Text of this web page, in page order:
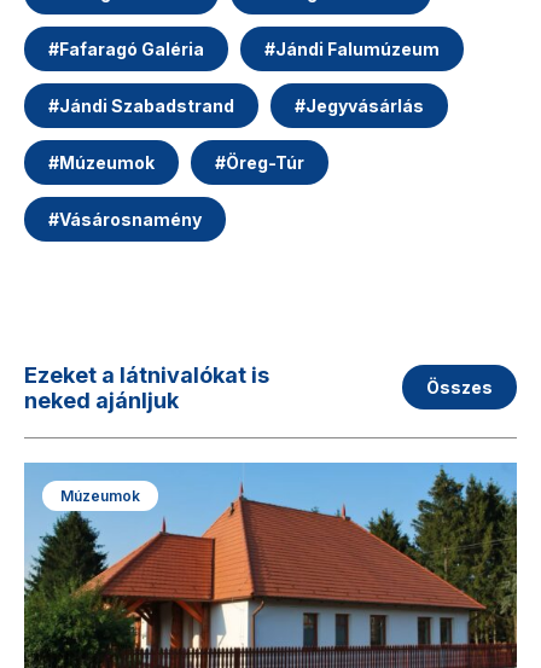
#Fafaragó Galéria #Jándi Falumúzeum
#Jándi Szabadstrand #Jegyvásárlás
#Múzeumok #Öreg-Túr
#Vásárosnamény
Ezeket a látnivalókat is
neked ajánljuk
Összes
Múzeumok